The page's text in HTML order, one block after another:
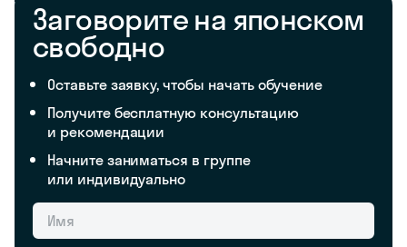
Заговорите на японском
свободно
Оставьте заявку, чтобы начать обучение
Получите бесплатную консультацию
и рекомендации
Начните заниматься в группе
или индивидуально